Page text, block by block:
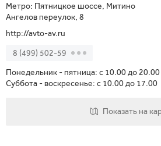
Метро: Пятницкое шоссе, Митино
Ангелов переулок, 8
http://avto-av.ru
8 (499) 502-59
Понедельник - пятница: c 10.00 до 20.00
Суббота - воскресенье: c 10.00 до 17.00
Показать на